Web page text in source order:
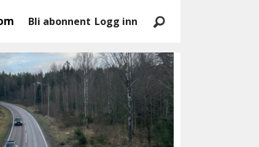
Bli abonnent Logg inn